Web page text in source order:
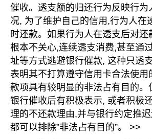
催收。透支额的归还行为反映行为
况, 为了维护自己的信用,行为人在
时还款。如果行为人在透支后对还
根本不关心,连续透支消费,甚至通
址等方式逃避银行催款, 这种只透
表明其不打算遵守信用卡合法使用
款项具有较明显的非法占有目的。
银行催收后有积极表示, 或者积极
理的不还款理由,并与银行约定推
都可以排除”非法占有目的”。 >>